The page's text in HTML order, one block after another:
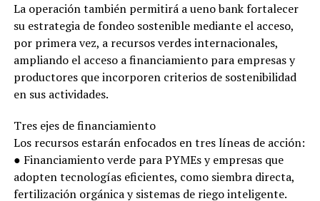
La operación también permitirá a ueno bank fortalecer
su estrategia de fondeo sostenible mediante el acceso,
por primera vez, a recursos verdes internacionales,
ampliando el acceso a financiamiento para empresas y
productores que incorporen criterios de sostenibilidad
en sus actividades.
Tres ejes de financiamiento
Los recursos estarán enfocados en tres líneas de acción:
● Financiamiento verde para PYMEs y empresas que
adopten tecnologías eficientes, como siembra directa,
fertilización orgánica y sistemas de riego inteligente.